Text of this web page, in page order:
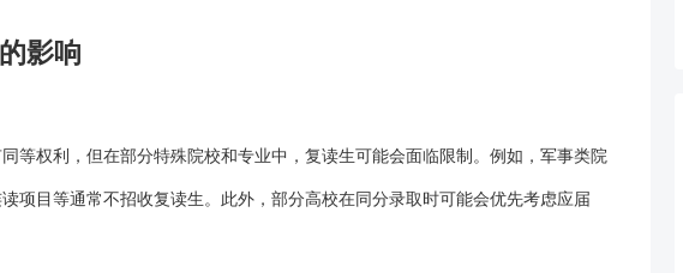
影响
等权利，但在部分特殊院校和专业中，复读生可能会面临限制。例如，军事类院
项目等通常不招收复读生。此外，部分高校在同分录取时可能会优先考虑应届